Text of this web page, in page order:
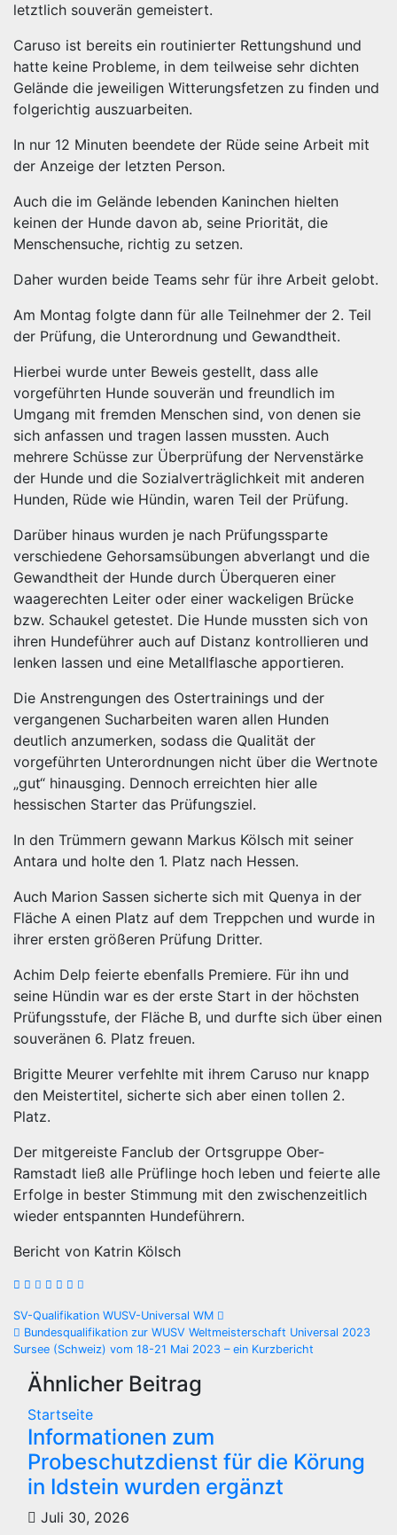
letztlich souverän gemeistert.
Caruso ist bereits ein routinierter Rettungshund und
hatte keine Probleme, in dem teilweise sehr dichten
Gelände die jeweiligen Witterungsfetzen zu finden und
folgerichtig auszuarbeiten.
In nur 12 Minuten beendete der Rüde seine Arbeit mit
der Anzeige der letzten Person.
Auch die im Gelände lebenden Kaninchen hielten
keinen der Hunde davon ab, seine Priorität, die
Menschensuche, richtig zu setzen.
Daher wurden beide Teams sehr für ihre Arbeit gelobt.
Am Montag folgte dann für alle Teilnehmer der 2. Teil
der Prüfung, die Unterordnung und Gewandtheit.
Hierbei wurde unter Beweis gestellt, dass alle
vorgeführten Hunde souverän und freundlich im
Umgang mit fremden Menschen sind, von denen sie
sich anfassen und tragen lassen mussten. Auch
mehrere Schüsse zur Überprüfung der Nervenstärke
der Hunde und die Sozialverträglichkeit mit anderen
Hunden, Rüde wie Hündin, waren Teil der Prüfung.
Darüber hinaus wurden je nach Prüfungssparte
verschiedene Gehorsamsübungen abverlangt und die
Gewandtheit der Hunde durch Überqueren einer
waagerechten Leiter oder einer wackeligen Brücke
bzw. Schaukel getestet. Die Hunde mussten sich von
ihren Hundeführer auch auf Distanz kontrollieren und
lenken lassen und eine Metallflasche apportieren.
Die Anstrengungen des Ostertrainings und der
vergangenen Sucharbeiten waren allen Hunden
deutlich anzumerken, sodass die Qualität der
vorgeführten Unterordnungen nicht über die Wertnote
„gut“ hinausging. Dennoch erreichten hier alle
hessischen Starter das Prüfungsziel.
In den Trümmern gewann Markus Kölsch mit seiner
Antara und holte den 1. Platz nach Hessen.
Auch Marion Sassen sicherte sich mit Quenya in der
Fläche A einen Platz auf dem Treppchen und wurde in
ihrer ersten größeren Prüfung Dritter.
Achim Delp feierte ebenfalls Premiere. Für ihn und
seine Hündin war es der erste Start in der höchsten
Prüfungsstufe, der Fläche B, und durfte sich über einen
souveränen 6. Platz freuen.
Brigitte Meurer verfehlte mit ihrem Caruso nur knapp
den Meistertitel, sicherte sich aber einen tollen 2.
Platz.
Der mitgereiste Fanclub der Ortsgruppe Ober-
Ramstadt ließ alle Prüflinge hoch leben und feierte alle
Erfolge in bester Stimmung mit den zwischenzeitlich
wieder entspannten Hundeführern.
Bericht von Katrin Kölsch
Beitragsnavigation
SV-Qualifikation WUSV-Universal WM
Bundesqualifikation zur WUSV Weltmeisterschaft Universal 2023
Sursee (Schweiz) vom 18-21 Mai 2023 – ein Kurzbericht
Ähnlicher Beitrag
Startseite
Informationen zum
Probeschutzdienst für die Körung
in Idstein wurden ergänzt
Juli 30, 2026